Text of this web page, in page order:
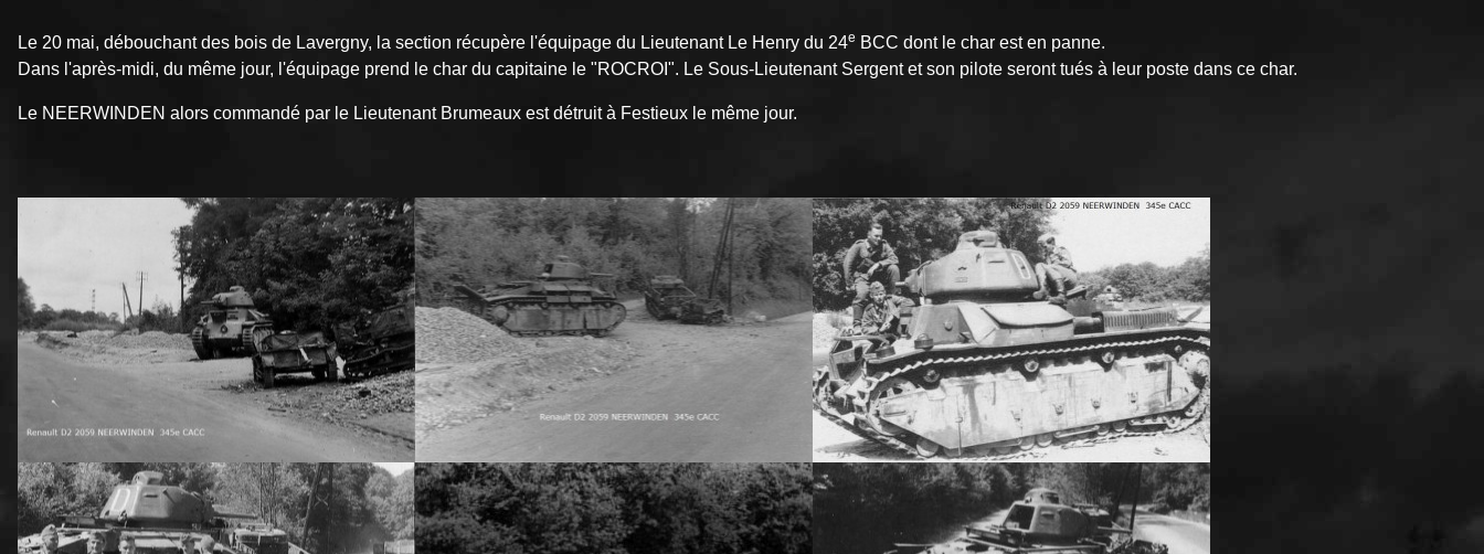
Le 20 mai, débouchant des bois de Lavergny, la section récupère l'équipage du Lieutenant Le Henry du 24e BCC dont le char est en panne.
Dans l'après-midi, du même jour, l'équipage prend le char du capitaine le "ROCROI". Le Sous-Lieutenant Sergent et son pilote seront tués à leur poste dans ce char.
Le NEERWINDEN alors commandé par le Lieutenant Brumeaux est détruit à Festieux le même jour.